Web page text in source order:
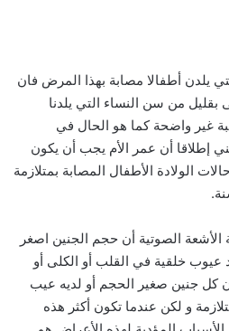
يلدن أطفالا مصابة بهذا المرض فان
من سن النساء التي يلدنا
غير واضحة كما هو الحال في
إطلاقا أن عمر الأم يجب أن يكون
الولادة الأطفال المصابة بمتلازمة
الصوتية أن حجم الجنين اصغر
خلقية في القلب أو الكلى أو
أن كل جنين صغير الحجم أو لديه عيب
و لكن عندما تكون أكثر هذه